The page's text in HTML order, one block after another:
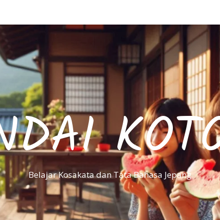
Belajar Kosakata dan Tata Bahasa Jepang